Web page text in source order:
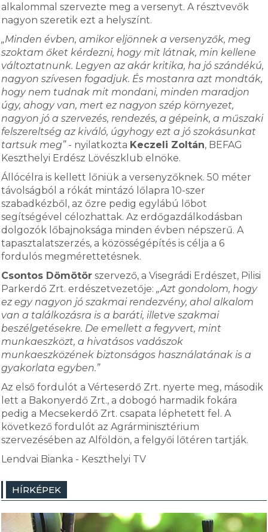
alkalommal szervezte meg a versenyt. A résztvevők
nagyon szeretik ezt a helyszínt.
„Minden évben, amikor eljönnek a versenyzők, meg
szoktam őket kérdezni, hogy mit látnak, min kellene
változtatnunk. Legyen az akár kritika, ha jó szándékú,
nagyon szívesen fogadjuk. És mostanra azt mondták,
hogy nem tudnak mit mondani, minden maradjon
úgy, ahogy van, mert ez nagyon szép környezet,
nagyon jó a szervezés, rendezés, a gépeink, a műszaki
felszereltség az kiváló, úgyhogy ezt a jó szokásunkat
tartsuk meg” - nyilatkozta Keczeli Zoltán, BEFAG
Keszthelyi Erdész Lövészklub elnöke.
Állócélra is kellett lőniük a versenyzőknek. 50 méter
távolságból a rókát mintázó lőlapra 10-szer
szabadkézből, az őzre pedig egylábú lőbot
segítségével célozhattak. Az erdőgazdálkodásban
dolgozók lőbajnoksága minden évben népszerű. A
tapasztalatszerzés, a közösségépítés is célja a 6
fordulós megmérettetésnek.
Csontos Dömötör szervező, a Visegrádi Erdészet, Pilisi
Parkerdő Zrt. erdészetvezetője: „Azt gondolom, hogy
ez egy nagyon jó szakmai rendezvény, ahol alkalom
van a találkozásra is a baráti, illetve szakmai
beszélgetésekre. De emellett a fegyvert, mint
munkaeszközt, a hivatásos vadászok
munkaeszközének biztonságos használatának is a
gyakorlata egyben.”
Az első fordulót a Vérteserdő Zrt. nyerte meg, második
lett a Bakonyerdő Zrt., a dobogó harmadik fokára
pedig a Mecsekerdő Zrt. csapata léphetett fel. A
következő fordulót az Agrárminisztérium
szervezésében az Alföldön, a felgyői lőtéren tartják.
Lendvai Bianka - Keszthelyi TV
HÍRKÉPEK